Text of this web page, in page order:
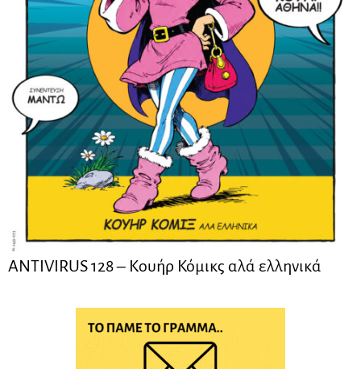
ANTIVIRUS 128 – Kουήρ Κόμικς αλά ελληνικά